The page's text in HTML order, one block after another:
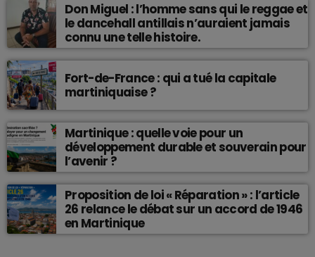
Don Miguel : l’homme sans qui le reggae et
le dancehall antillais n’auraient jamais
connu une telle histoire.
Fort-de-France : qui a tué la capitale
martiniquaise ?
Martinique : quelle voie pour un
développement durable et souverain pour
l’avenir ?
Proposition de loi « Réparation » : l’article
26 relance le débat sur un accord de 1946
en Martinique